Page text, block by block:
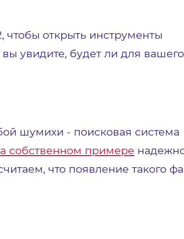
чтобы открыть инструменты
увидите, будет ли для
шумихи - поисковая система
собственном примере
что появление такого